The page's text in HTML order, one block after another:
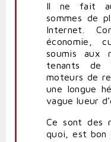
Il ne fait
sommes de
Internet.
économie,
soumis aux
tenants de
moteurs de
une longue
vague lueur
Ce sont des
quoi, est bon